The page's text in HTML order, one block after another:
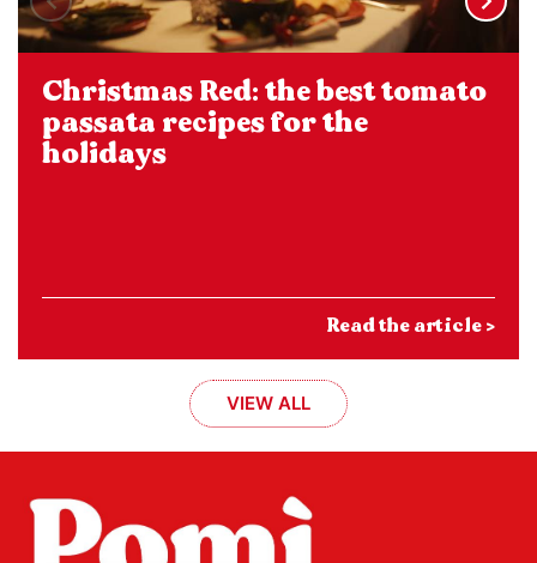
Christmas Red: the best tomato
passata recipes for the
holidays
Read the article >
VIEW ALL